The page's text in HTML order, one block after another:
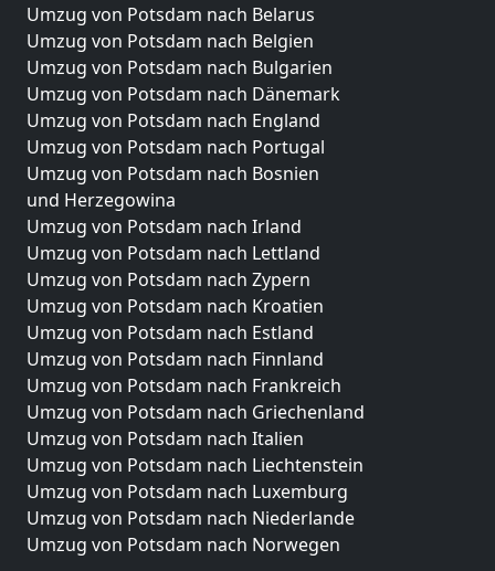
Umzug von Potsdam nach Belarus
Umzug von Potsdam nach Belgien
Umzug von Potsdam nach Bulgarien
Umzug von Potsdam nach Dänemark
Umzug von Potsdam nach England
Umzug von Potsdam nach Portugal
Umzug von Potsdam nach Bosnien
und Herzegowina
Umzug von Potsdam nach Irland
Umzug von Potsdam nach Lettland
Umzug von Potsdam nach Zypern
Umzug von Potsdam nach Kroatien
Umzug von Potsdam nach Estland
Umzug von Potsdam nach Finnland
Umzug von Potsdam nach Frankreich
Umzug von Potsdam nach Griechenland
Umzug von Potsdam nach Italien
Umzug von Potsdam nach Liechtenstein
Umzug von Potsdam nach Luxemburg
Umzug von Potsdam nach Niederlande
Umzug von Potsdam nach Norwegen